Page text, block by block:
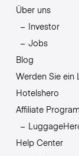
Über uns
Investor
Jobs
Blog
Werden Sie ein
Hotelshero
Affiliate Program
Help Center